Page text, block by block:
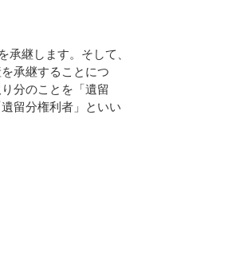
承継します。そして、
承継することにつ
分のことを「遺留
留分権利者」といい